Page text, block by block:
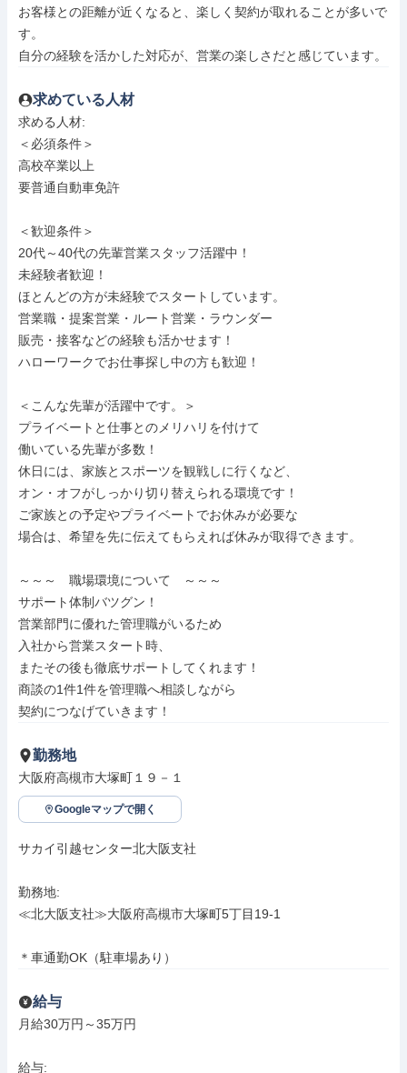
お客様との距離が近くなると、楽しく契約が取れることが多いで
す。
自分の経験を活かした対応が、営業の楽しさだと感じています。
求めている人材
求める人材:
＜必須条件＞
高校卒業以上
要普通自動車免許
＜歓迎条件＞
20代～40代の先輩営業スタッフ活躍中！
未経験者歓迎！
ほとんどの方が未経験でスタートしています。
営業職・提案営業・ルート営業・ラウンダー
販売・接客などの経験も活かせます！
ハローワークでお仕事探し中の方も歓迎！
＜こんな先輩が活躍中です。＞
プライベートと仕事とのメリハリを付けて
働いている先輩が多数！
休日には、家族とスポーツを観戦しに行くなど、
オン・オフがしっかり切り替えられる環境です！
ご家族との予定やプライベートでお休みが必要な
場合は、希望を先に伝えてもらえれば休みが取得できます。
～～～　職場環境について　～～～
サポート体制バツグン！
営業部門に優れた管理職がいるため
入社から営業スタート時、
またその後も徹底サポートしてくれます！
商談の1件1件を管理職へ相談しながら
契約につなげていきます！
勤務地
大阪府高槻市大塚町１９－１
Googleマップで開く
サカイ引越センター北大阪支社
勤務地:
≪北大阪支社≫大阪府高槻市大塚町5丁目19-1
＊車通勤OK（駐車場あり）
給与
月給30万円～35万円
給与: